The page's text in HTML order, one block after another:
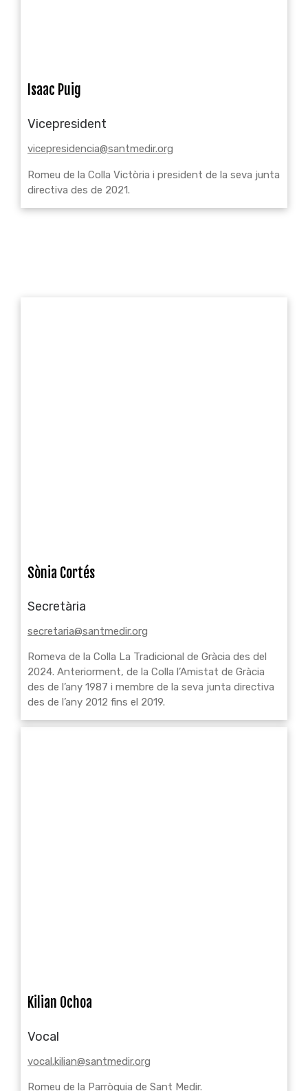
Isaac Puig
Vicepresident
vicepresidencia@santmedir.org
Romeu de la Colla Victòria i president de la seva junta
directiva des de 2021.
Sònia Cortés
Secretària
secretaria@santmedir.org
Romeva de la Colla La Tradicional de Gràcia des del
2024. Anteriorment, de la Colla l’Amistat de Gràcia
des de l’any 1987 i membre de la seva junta directiva
des de l’any 2012 fins el 2019.
Kilian Ochoa
Vocal
vocal.kilian@santmedir.org
Romeu de la Parròquia de Sant Medir.